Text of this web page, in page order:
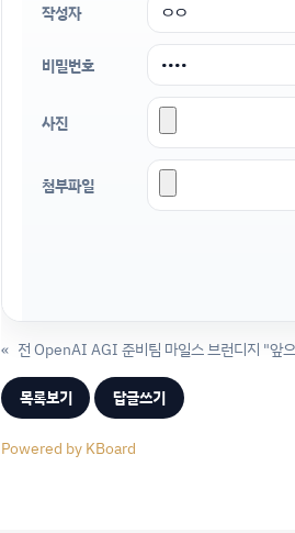
작성자
비밀번호
사진
첨부파일
«
목록보기 답글쓰기
Powered by KBoard